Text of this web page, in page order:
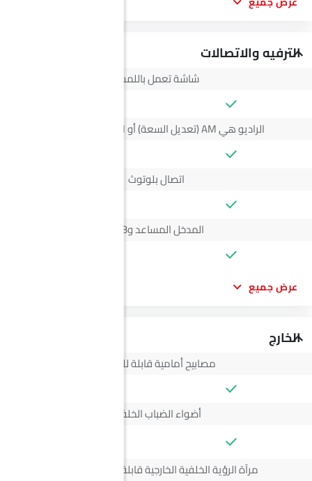
الترفيه والاتصالات
شاشة تعمل باللمس
الراديو هي AM (تعديل السعة) أو FM (تضمين التردد)،
اتصال بلوتوث
المدخل المساعد وUSB
عرض جميع
الخارج
مصابيح أمامية قابلة للتعديل
أضواء الضباب الخلفية
مرآة الرؤية الخلفية الخارجية قابلة للتعديل كهربائياً